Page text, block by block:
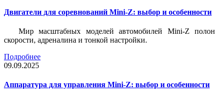
Двигатели для соревнований Mini-Z: выбор и особенности
Мир масштабных моделей автомобилей Mini-Z полон
скорости, адреналина и тонкой настройки.
Подробнее
09.09.2025
Аппаратура для управления Mini-Z: выбор и особенности